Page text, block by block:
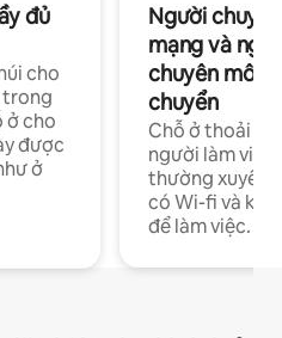
đủ
cho
trong
ở cho
được
ở
Người
mạng và
chuyên môn
chuyển
Chỗ ở thoải
người làm việc
thường xuyên
có Wi-fi và
để làm việc.